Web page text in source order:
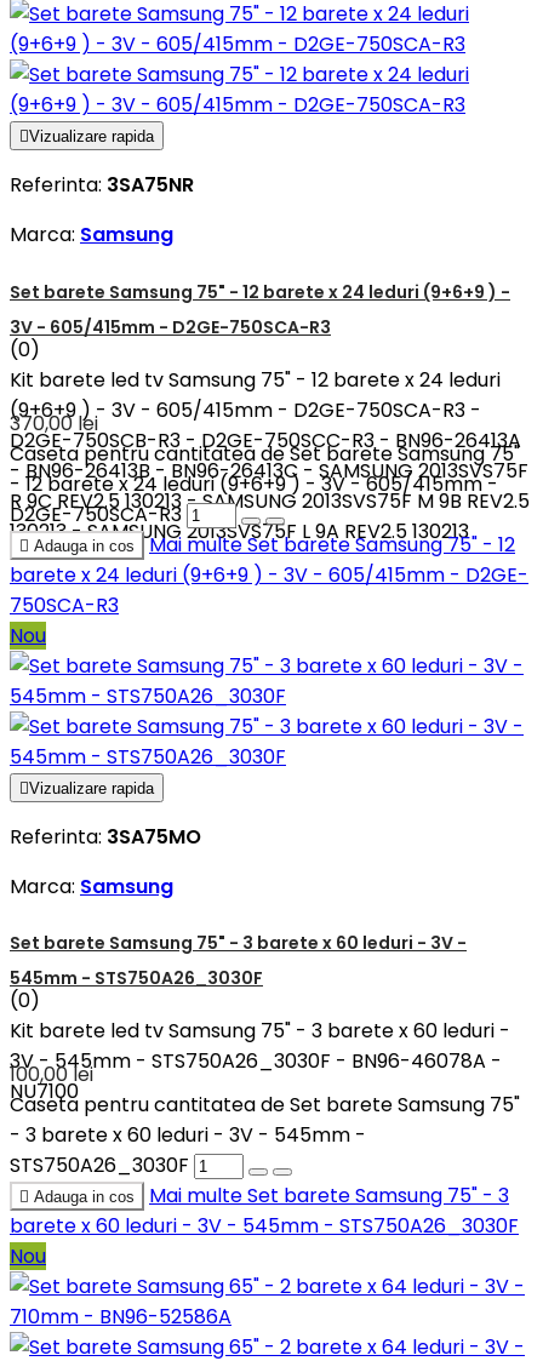
Vizualizare rapida
Referinta: 3SA75NR
Marca: Samsung
Set barete Samsung 75" - 12 barete x 24 leduri (9+6+9 ) -
3V - 605/415mm - D2GE-750SCA-R3
(0)
Kit barete led tv Samsung 75" - 12 barete x 24 leduri
(9+6+9 ) - 3V - 605/415mm - D2GE-750SCA-R3 -
D2GE-750SCB-R3 - D2GE-750SCC-R3 - BN96-26413A
- BN96-26413B - BN96-26413C - SAMSUNG 2013SVS75F
R 9C REV2.5 130213 - SAMSUNG 2013SVS75F M 9B REV2.5
130213 - SAMSUNG 2013SVS75F L 9A REV2.5 130213
370,00 lei
Caseta pentru cantitatea de Set barete Samsung 75"
- 12 barete x 24 leduri (9+6+9 ) - 3V - 605/415mm -
D2GE-750SCA-R3
 Adauga in cos Mai multeSet barete Samsung 75" - 12
barete x 24 leduri (9+6+9 ) - 3V - 605/415mm - D2GE-
750SCA-R3
Nou
Vizualizare rapida
Referinta: 3SA75MO
Marca: Samsung
Set barete Samsung 75" - 3 barete x 60 leduri - 3V -
545mm - STS750A26_3030F
(0)
Kit barete led tv Samsung 75" - 3 barete x 60 leduri -
3V - 545mm - STS750A26_3030F - BN96-46078A -
NU7100
100,00 lei
Caseta pentru cantitatea de Set barete Samsung 75"
- 3 barete x 60 leduri - 3V - 545mm -
STS750A26_3030F
 Adauga in cos Mai multeSet barete Samsung 75" - 3
barete x 60 leduri - 3V - 545mm - STS750A26_3030F
Nou